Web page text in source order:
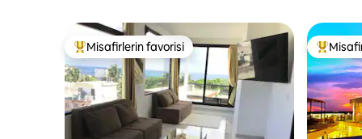
Misafirlerin favorilerinden en beğenilenler arasında
Misafirlerin favorisi